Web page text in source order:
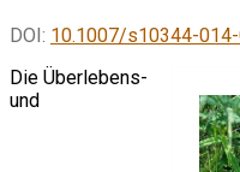
DOI: 10.1007/s10344-
Die Überlebens-
und